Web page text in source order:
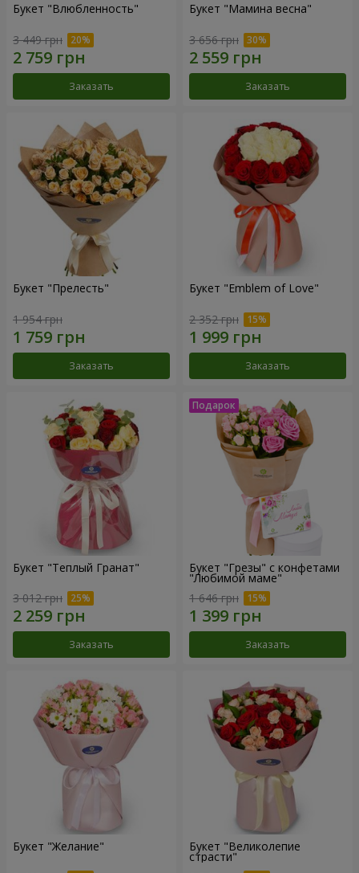
Букет "Влюбленность"
3 449 грн
Заказать
Букет "Мамина весна"
3 656 грн
Заказать
Букет "Прелесть"
1 954 грн
Заказать
Букет "Emblem of Love"
2 352 грн
Заказать
Букет "Теплый Гранат"
3 012 грн
Заказать
Букет "Грезы" с конфетами
"Любимой маме"
1 646 грн
Заказать
Букет "Желание" Букет "Великолепие
страсти"